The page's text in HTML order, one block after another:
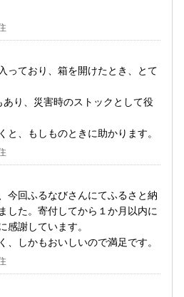
っており、箱を開けたとき、とて
あり、災害時のストックとして役
と、もしものときに助かります。
今回ふるなびさんにてふるさと納
した。寄付してから１か月以内に
感謝しています。
、しかもおいしいので満足です。